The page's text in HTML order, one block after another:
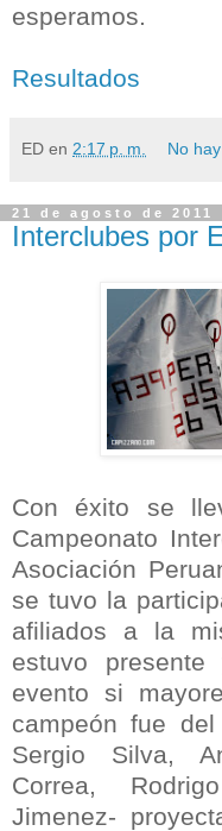
esperamos.
Resultados
ED en 2:17 p. m. No
21 de agosto de 2011
Interclubes por
Con éxito se
Campeonato
Asociación
se tuvo la
afiliados a la
estuvo
evento si
campeón fue
Sergio Silva,
Correa,
Jimenez-